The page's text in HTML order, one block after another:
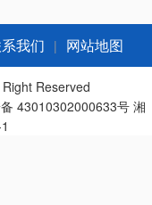
我们 | 网站地图
Reserved
43010302000633号 湘